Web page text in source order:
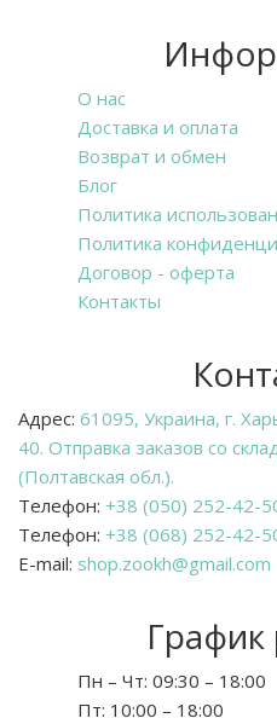
О нас
Доставка и оплата
Возврат и обмен
Блог
Политика
Политика
Договор - оферта
Контакты
Адрес: 61095, Украина, г.
40. Отправка заказов со
(Полтавская обл.).
Телефон: +38 (050) 252-42-
Телефон: +38 (068) 252-42-
E-mail: shop.zookh@gmail.com
Пн – Чт: 09:30 – 18:00
Пт: 10:00 – 18:00